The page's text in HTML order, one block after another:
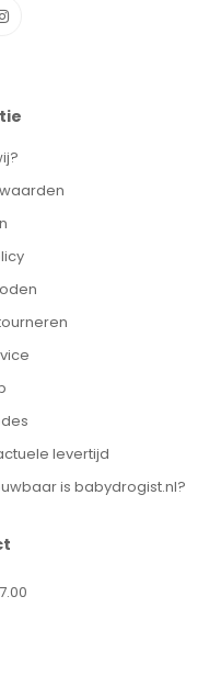
levertijd
is babydrogist.nl?